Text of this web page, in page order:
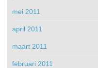
mei 2011
april 2011
maart 2011
februari 2011